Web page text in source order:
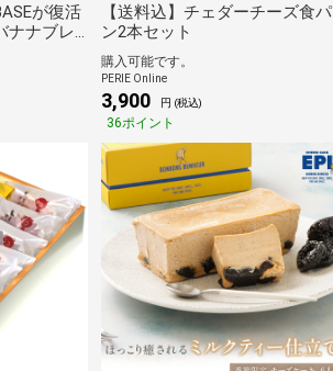
が復活
ナブレ
【送料込】チェダーチーズ食パ
ン2本セット
購入可能です。
PERIE Online
3,900 円 (税込)
36ポイント